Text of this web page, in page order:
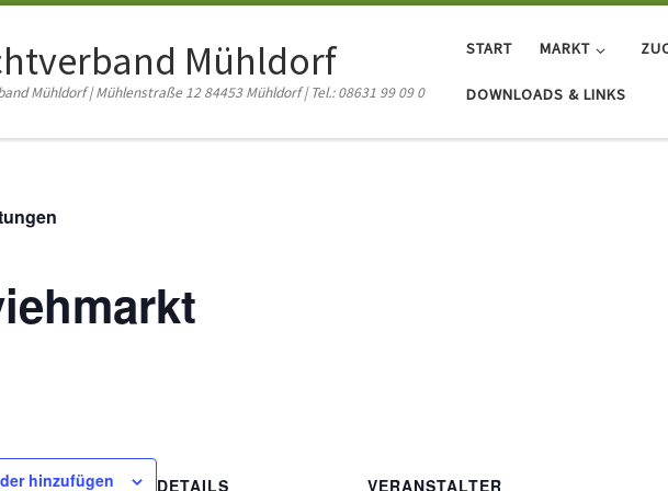
Mühldorf
Mühldorf | Mühlenstraße 12 84453 Mühldorf | Tel.: 08631 99 09 0
START MARKT
DOWNLOADS & LINKS
hinzufügen
DETAILS
VERANSTALTER